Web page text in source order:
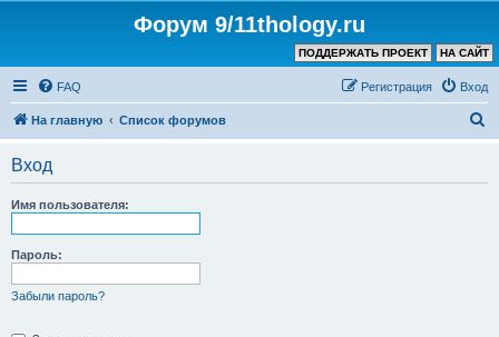
Форум 9/11thology.ru
НА САЙТ
ПОДДЕРЖАТЬ ПРОЕКТ
FAQ Вход
Регистрация
На главную Список форумов
Вход
Имя пользователя:
Пароль:
Забыли пароль?